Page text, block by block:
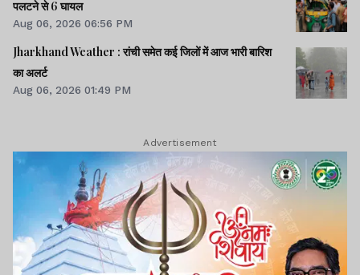
पलटने से 6 घायल
Aug 06, 2026 06:56 PM
Jharkhand Weather : रांची समेत कई जिलों में आज भारी बारिश
का अलर्ट
Aug 06, 2026 01:49 PM
Advertisement